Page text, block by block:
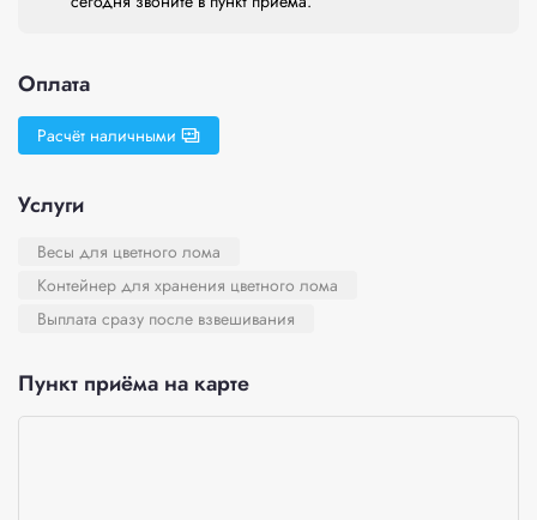
Оплата
Расчёт наличными
Услуги
Весы для цветного лома
Контейнер для хранения цветного лома
Выплата сразу после взвешивания
Пункт приёма на карте